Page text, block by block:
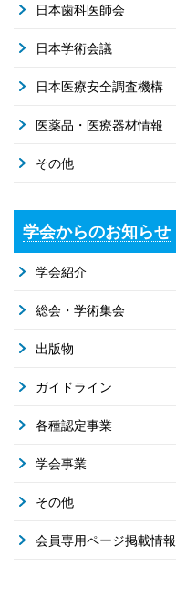
日本歯科医師会
日本学術会議
日本医療安全調査機構
医薬品・医療器材情報
その他
学会からのお知らせ
学会紹介
総会・学術集会
出版物
ガイドライン
各種認定事業
学会事業
その他
会員専用ページ掲載情報